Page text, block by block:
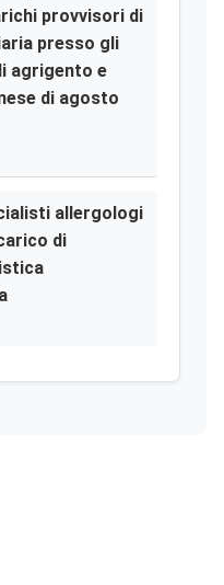
provvisori di
presso gli
agrigento e
di agosto
allergologi
di